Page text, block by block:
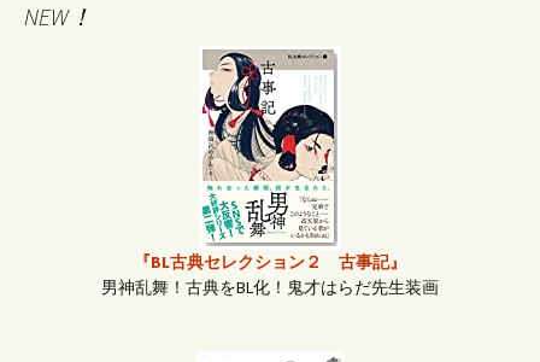
ナ
NEW！
『BL古典セレクション２ 古事記』
男神乱舞！古典をBL化！鬼才はらだ先生装画